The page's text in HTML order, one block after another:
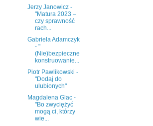
Jerzy Janowicz -
"Matura 2023 ‒
czy sprawność
rach...
Gabriela Adamczyk
- "
(Nie)bezpieczne
konstruowanie...
Piotr Pawlikowski -
"Dodaj do
ulubionych"
Magdalena Glac -
"Bo zwyciężyć
mogą ci, którzy
wie...